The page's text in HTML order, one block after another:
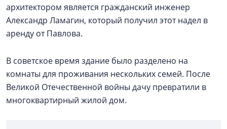
архитектором является гражданский инженер
Александр Ламагин, который получил этот надел в
аренду от Павлова.
В советское время здание было разделено на
комнаты для проживания нескольких семей. После
Великой Отечественной войны дачу превратили в
многоквартирный жилой дом.